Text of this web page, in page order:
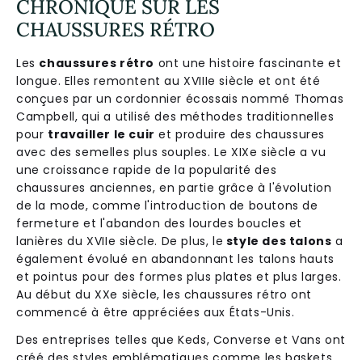
CHRONIQUE SUR LES
CHAUSSURES RÉTRO
Les chaussures rétro ont une histoire fascinante et
longue. Elles remontent au XVIIIe siècle et ont été
conçues par un cordonnier écossais nommé Thomas
Campbell, qui a utilisé des méthodes traditionnelles
pour travailler le cuir et produire des chaussures
avec des semelles plus souples. Le XIXe siècle a vu
une croissance rapide de la popularité des
chaussures anciennes, en partie grâce à l'évolution
de la mode, comme l'introduction de boutons de
fermeture et l'abandon des lourdes boucles et
lanières du XVIIe siècle. De plus, le style des talons a
également évolué en abandonnant les talons hauts
et pointus pour des formes plus plates et plus larges.
Au début du XXe siècle, les chaussures rétro ont
commencé à être appréciées aux États-Unis.
Des entreprises telles que Keds, Converse et Vans ont